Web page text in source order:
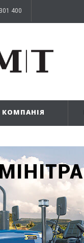
400
КОМПАНІЯ